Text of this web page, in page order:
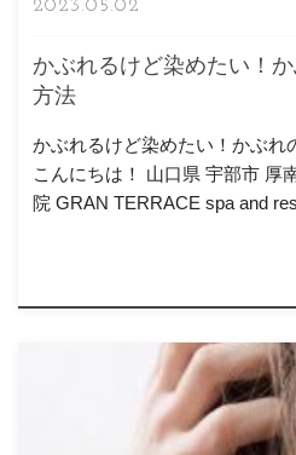
かぶれるけど染めたい！
方法
2023.05.02
かぶれるけど染めたい！かぶれ
こんにちは！ 山口県 宇部市 厚
院 GRAN TERRACE spa and